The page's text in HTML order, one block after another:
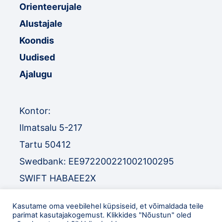
Orienteerujale
Alustajale
Koondis
Uudised
Ajalugu
Kontor:
Ilmatsalu 5-217
Tartu 50412
Swedbank: EE972200221002100295
SWIFT HABAEE2X
SWIFT EEUHEE2X
Kasutame oma veebilehel küpsiseid, et võimaldada teile
parimat kasutajakogemust. Klikkides "Nõustun" oled